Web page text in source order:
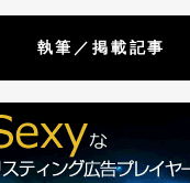
執筆／掲載記事